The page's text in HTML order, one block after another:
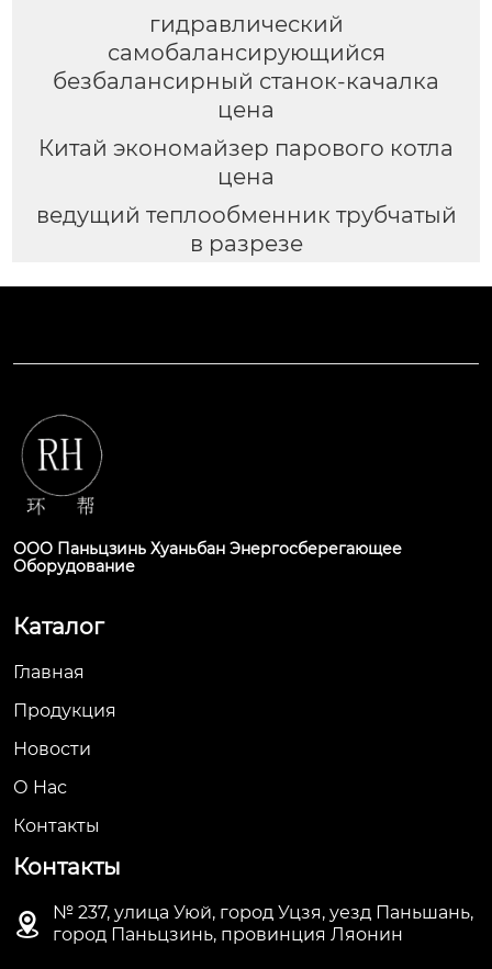
гидравлический
самобалансирующийся
безбалансирный станок-качалка
цена
Китай экономайзер парового котла
цена
ведущий теплообменник трубчатый
в разрезе
ООО Паньцзинь Хуаньбан Энергосберегающее
Оборудование
Каталог
Главная
Продукция
Новости
О Hас
Контакты
Контакты

№ 237, улица Уюй, город Уцзя, уезд Паньшань,
город Паньцзинь, провинция Ляонин